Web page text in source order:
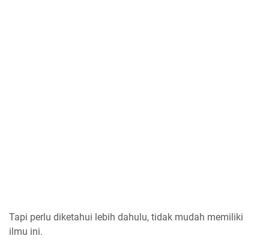
Tapi perlu diketahui lebih dahulu, tidak mudah memiliki
ilmu ini.